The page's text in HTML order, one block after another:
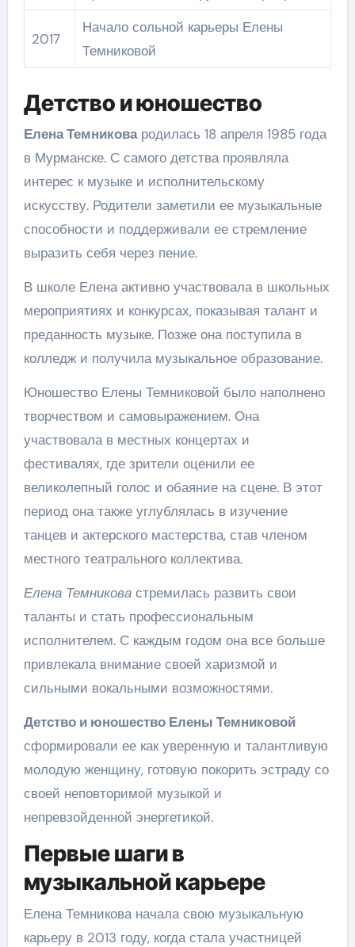
2017
Начало сольной карьеры Елены
Темниковой
Детство и юношество
Елена Темниковародилась 18 апреля 1985 года
в Мурманске. С самого детства проявляла
интерес к музыке и исполнительскому
искусству. Родители заметили ее музыкальные
способности и поддерживали ее стремление
выразить себя через пение.
В школе Елена активно участвовала в школьных
мероприятиях и конкурсах, показывая талант и
преданность музыке. Позже она поступила в
колледж и получила музыкальное образование.
Юношество Елены Темниковой было наполнено
творчеством и самовыражением. Она
участвовала в местных концертах и
фестивалях, где зрители оценили ее
великолепный голос и обаяние на сцене. В этот
период она также углублялась в изучение
танцев и актерского мастерства, став членом
местного театрального коллектива.
Елена Темниковастремилась развить свои
таланты и стать профессиональным
исполнителем. С каждым годом она все больше
привлекала внимание своей харизмой и
сильными вокальными возможностями.
Детство и юношество Елены Темниковой
сформировали ее как уверенную и талантливую
молодую женщину, готовую покорить эстраду со
своей неповторимой музыкой и
непревзойденной энергетикой.
Первые шаги в
музыкальной карьере
Елена Темникова начала свою музыкальную
карьеру в 2013 году, когда стала участницей